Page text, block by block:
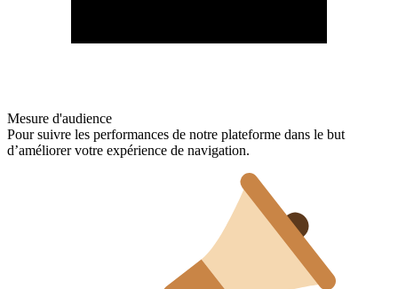
Mesure d'audience
Pour suivre les performances de notre plateforme dans le but
d’améliorer votre expérience de navigation.